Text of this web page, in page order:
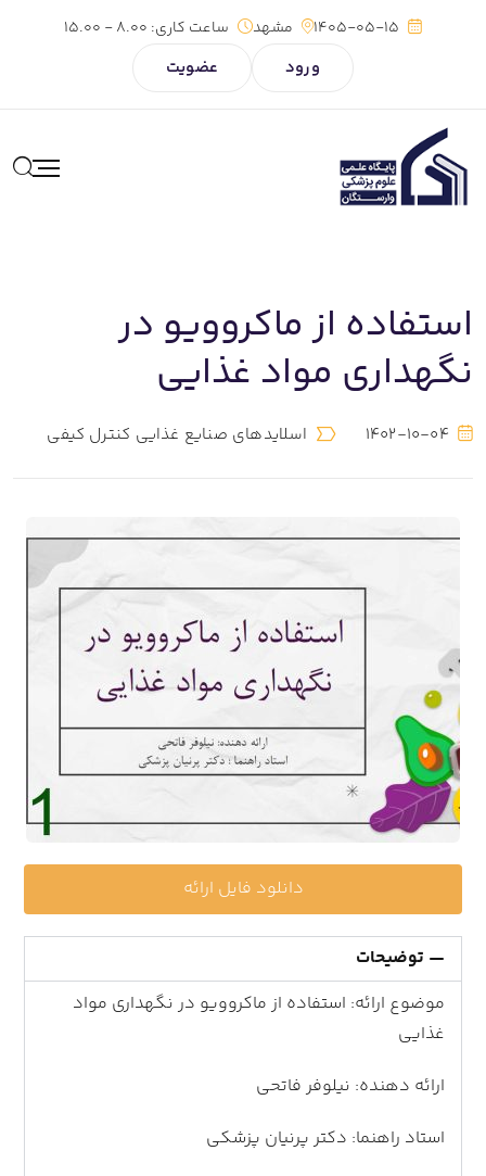
1405-05-15 مشهد ساعت کاری:
ورود عضویت
استفاده از ماکروویو در
نگهداری مواد غذایی
1402-10-04 اسلایدهای صنایع غذایی کنترل کیفی
دانلود فایل ارائه
توضیحات
موضوع ارائه: استفاده از ماکروویو در نگهداری مواد
غذایی
ارائه دهنده: نیلوفر فاتحی
استاد راهنما: دکتر پرنیان پزشکی